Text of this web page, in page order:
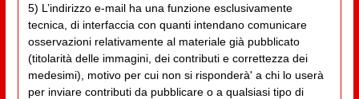
5) L’indirizzo e-mail ha una funzione esclusivamente
tecnica, di interfaccia con quanti intendano comunicare
osservazioni relativamente al materiale già pubblicato
(titolarità delle immagini, dei contributi e correttezza dei
medesimi), motivo per cui non si risponderà' a chi lo userà
per inviare contributi da pubblicare o a qualsiasi tipo di